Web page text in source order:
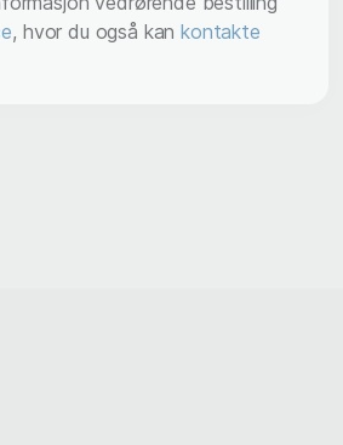
, hvor du også kankontakte